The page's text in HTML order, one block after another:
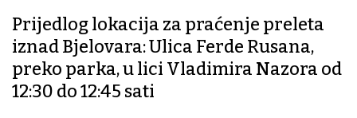
Prijedlog lokacija za praćenje preleta
iznad Bjelovara: Ulica Ferde Rusana,
preko parka, u lici Vladimira Nazora od
12:30 do 12:45 sati